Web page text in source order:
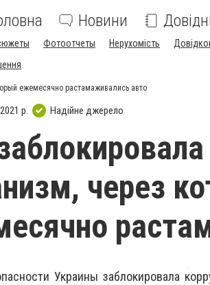
Новини
Фотоотчеты Нерухомість
ежемесячно растамаживались авто
р. Надійне джерело
через
Украины заблокировала